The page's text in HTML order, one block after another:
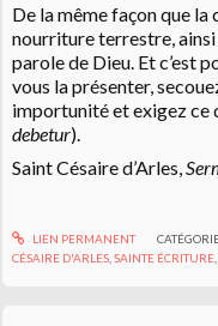
De la même façon que
nourriture terrestre, ainsi
parole de Dieu. Et c’est
vous la présenter,
importunité et exigez ce
debetur).
Saint Césaire d’Arles,
LIEN PERMANENT
CÉSAIRE D'ARLES ,SAINTE ÉCRITURE